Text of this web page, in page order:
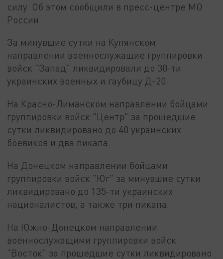
силу. Об этом сообщили в пресс-центре МО
России.
За минувшие сутки на Купянском
направлении военнослужащие группировки
войск "Запад" ликвидировали до 30-ти
украинских военных и гаубицу Д-20.
На Красно-Лиманском направлении бойцами
группировки войск "Центр" за прошедшие
сутки ликвидировано до 40 украинских
боевиков и два пикапа.
На Донецком направлении бойцами
группировки войск "Юг" за минувшие сутки
ликвидировано до 135-ти украинских
националистов, а также три пикапа.
На Южно-Донецком направлении
военнослужащими группировки войск
"Восток" за прошедшие сутки ликвидировано